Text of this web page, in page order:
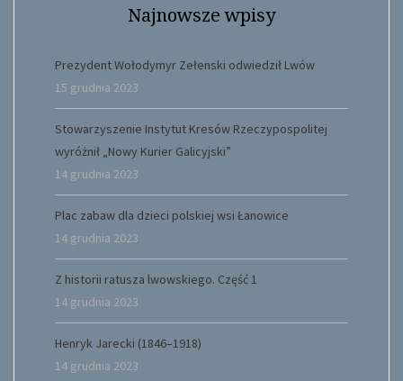
Najnowsze wpisy
Prezydent Wołodymyr Zełenski odwiedził Lwów
15 grudnia 2023
Stowarzyszenie Instytut Kresów Rzeczypospolitej
wyróżnił „Nowy Kurier Galicyjski”
14 grudnia 2023
Plac zabaw dla dzieci polskiej wsi Łanowice
14 grudnia 2023
Z historii ratusza lwowskiego. Część 1
14 grudnia 2023
Henryk Jarecki (1846–1918)
14 grudnia 2023